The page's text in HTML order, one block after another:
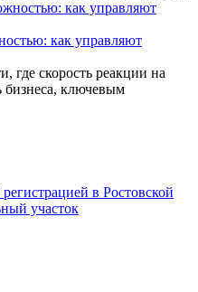
как управляют
где скорость реакции на
бизнеса, ключевым
в Ростовской
участок